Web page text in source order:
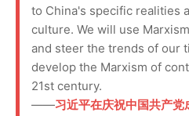
to China's specific realities
culture. We will use
and steer the trends of our
develop the Marxism of
21st century.
——习近平在庆祝中国共产